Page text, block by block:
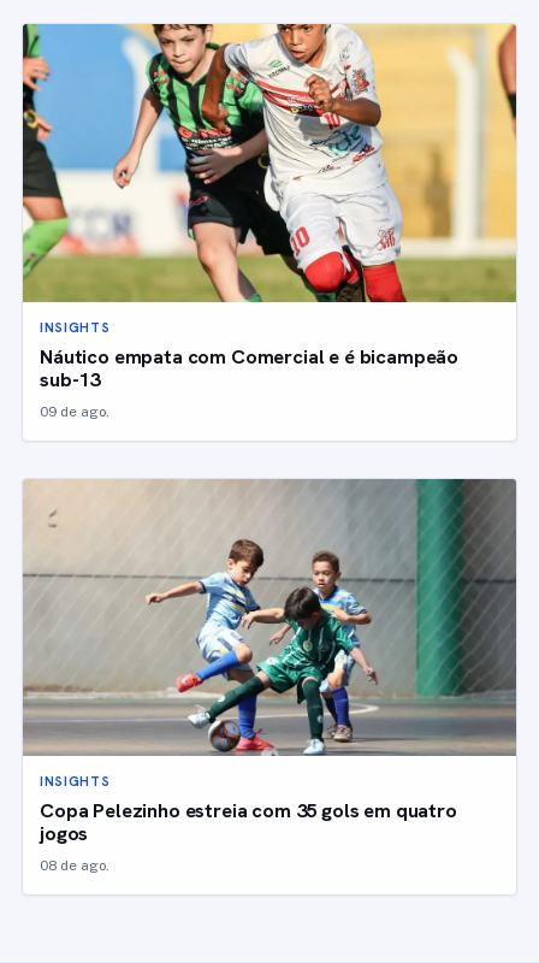
INSIGHTS
Náutico empata com Comercial e é bicampeão
sub-13
09 de ago.
INSIGHTS
Copa Pelezinho estreia com 35 gols em quatro
jogos
08 de ago.